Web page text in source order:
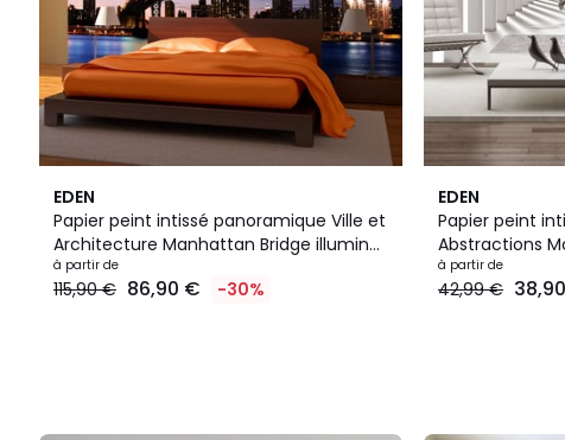
EDEN
Papier peint intissé panoramique Ville et
Architecture Manhattan Bridge illuminé
la nuit
à partir de
115,90 € 86,90 € -30%
EDEN
Papier peint
Abstractions
à partir de
42,99 €